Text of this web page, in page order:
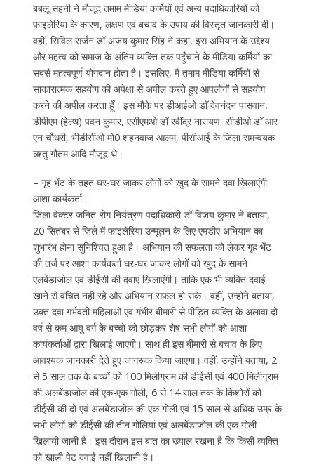
बबलू सहनी ने मौजूद तमाम मीडिया कर्मियों एवं अन्य पदाधिकारियों को
फाइलेरिया के कारण, लक्षण एवं बचाव के उपाय की विस्तृत जानकारी दी।
वहीं, सिविल सर्जन डॉ अजय कुमार सिंह ने कहा, इस अभियान के उद्देश्य
और महत्व को समाज के अंतिम व्यक्ति तक पहुँचाने के मीडिया कर्मियों का
सबसे महत्वपूर्ण योगदान होता है। इसलिए, मैं तमाम मीडिया कर्मियों से
साकारात्मक सहयोग की अपेक्षा से अपील करते हुए आपलोगों से सहयोग
करने की अपील करता हूँ। इस मौके पर डीआईओ डाॅ देवनंदन पासवान,
डीपीएम (हेल्थ) पवन कुमार, एसीएमओ डॉ रवींद्र नारायण, सीडीओ डाॅ आर
एन चौधरी, भीडीसीओ मो0 शहनवाज आलम, पीसीआई के जिला समन्वयक
ऋतु गौतम आदि मौजूद थे।
– गृह भेंट के तहत घर-घर जाकर लोगों को खुद के सामने दवा खिलाएंगी
आशा कार्यकर्ता :
जिला वेक्टर जनित-रोग नियंत्रण पदाधिकारी डॉ विजय कुमार ने बताया,
20 सितंबर से जिले में फाइलेरिया उन्मूलन के लिए एमडीए अभियान का
शुभारंभ होना सुनिश्चित हुआ है। अभियान की सफलता को लेकर गृह भेंट
की तर्ज पर आशा कार्यकर्ता घर-घर जाकर लोगों को खुद के सामने
एलबेंडाजोल एवं डीईसी की दवाएं खिलाएंगी। ताकि एक भी व्यक्ति दवाई
खाने से वंचित नहीं रहे और अभियान सफल हो सके। वहीं, उन्होंने बताया,
उक्त दवा गर्भवती महिलाओं एवं गंभीर बीमारी से पीड़ित व्यक्ति के अलावा दो
वर्ष से कम आयु वर्ग के बच्चों को छोड़कर शेष सभी लोगों को आशा
कार्यकर्ताओं द्वारा खिलाई जाएगी। साथ ही इस बीमारी से बचाव के लिए
आवश्यक जानकारी देते हुए जागरूक किया जाएगा। वहीं, उन्होंने बताया, 2
से 5 साल तक के बच्चों को 100 मिलीग्राम की डीईसी एवं 400 मिलीग्राम
की अलबेंडाजोल की एक-एक गोली, 6 से 14 साल तक के किशोरों को
डीईसी की दो एवं अलबेंडाजोल की एक गोली एवं 15 साल से अधिक उम्र के
सभी लोगों को डीईसी की तीन गोलियां एवं अलबेंडाजोल की एक गोली
खिलायी जानी है। इस दौरान इस बात का ख्याल रखना है कि किसी व्यक्ति
को खाली पेट दवाई नहीं खिलानी है।